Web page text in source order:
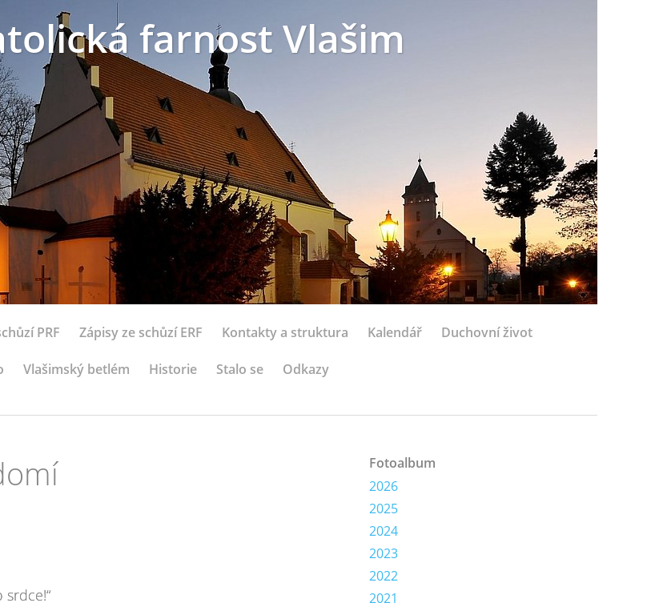
farnost Vlašim
PRF Zápisy ze schůzí ERF Kontakty a struktura Kalendář Duchovní život
Vlašimský betlém Historie Stalo se Odkazy
Fotoalbum
2026
2025
2024
2023
2022
2021